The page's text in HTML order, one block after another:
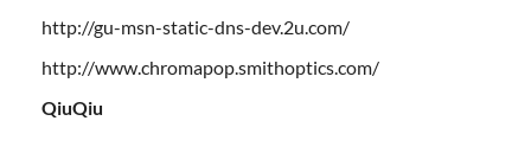
http://gu-msn-static-dns-dev.2u.com/
http://www.chromapop.smithoptics.com/
QiuQiu